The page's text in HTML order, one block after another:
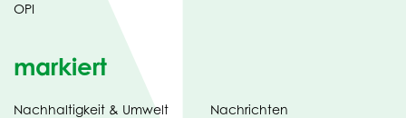
OPI
markiert
Nachhaltigkeit & Umwelt
Nachrichten